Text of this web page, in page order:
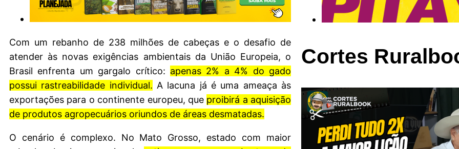
Com um rebanho de 238 milhões de cabeças e o desafio de
atender às novas exigências ambientais da União Europeia, o
Brasil enfrenta um gargalo crítico: apenas 2% a 4% do gado
possui rastreabilidade individual. A lacuna já é uma ameaça às
exportações para o continente europeu, que proibirá a aquisição
de produtos agropecuários oriundos de áreas desmatadas.
O cenário é complexo. No Mato Grosso, estado com maior
Cortes